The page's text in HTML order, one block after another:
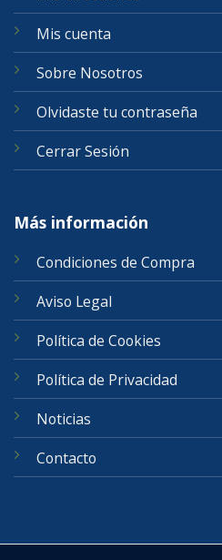
Mis cuenta
Sobre Nosotros
Olvidaste tu contraseña
Cerrar Sesión
Más información
Condiciones de Compra
Aviso Legal
Política de Cookies
Política de Privacidad
Noticias
Contacto